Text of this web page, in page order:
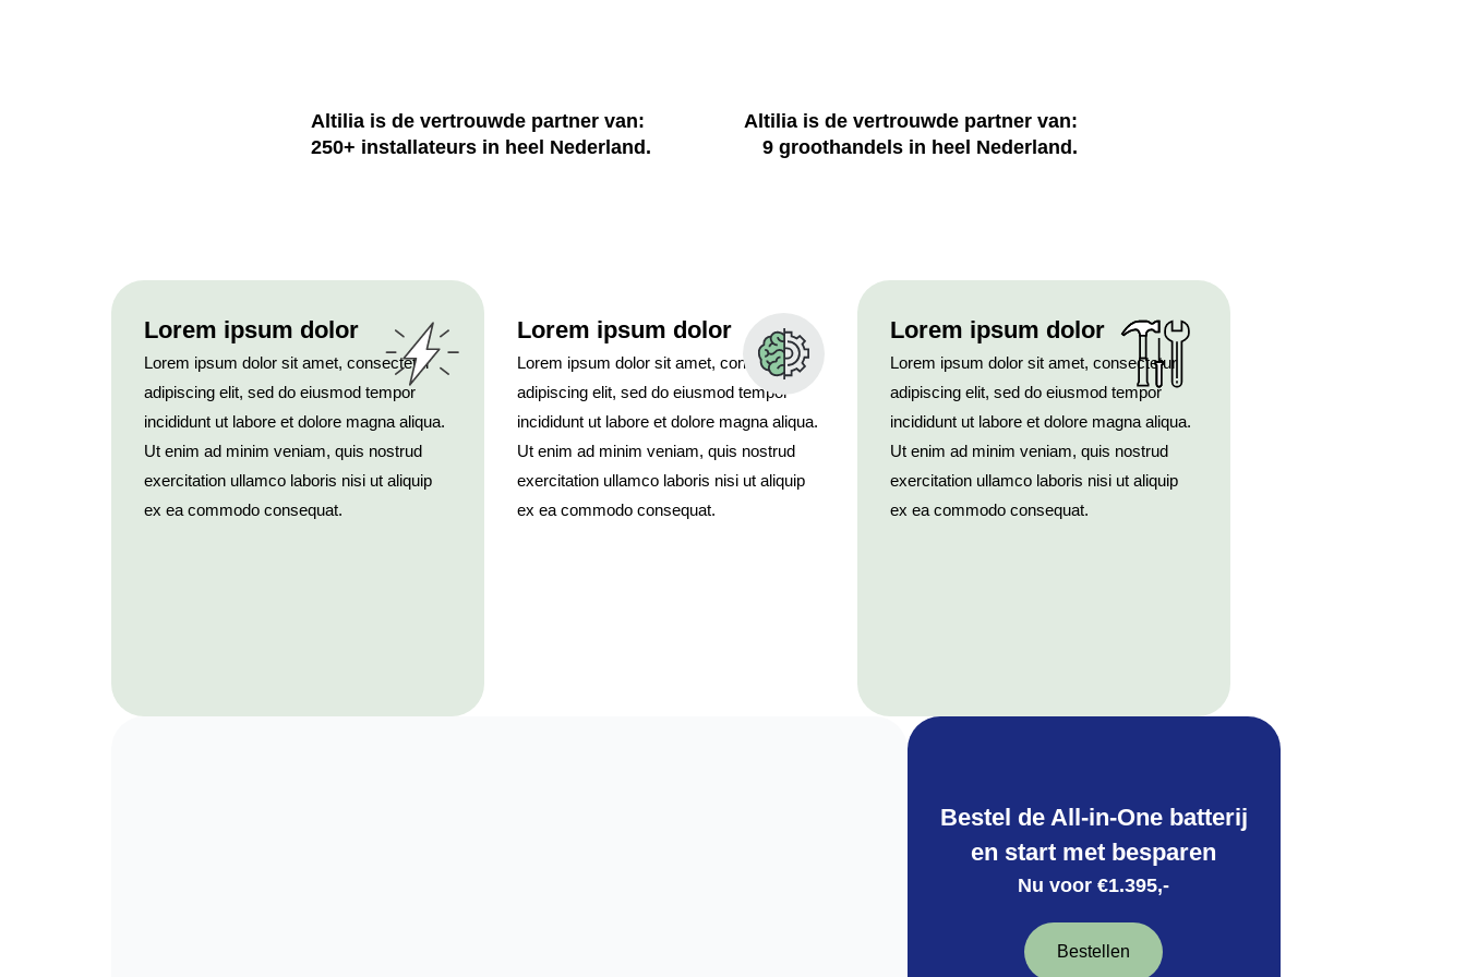
Altilia is de vertrouwde partner van:
250+ installateurs in heel Nederland.
Altilia is de vertrouwde partner van:
9 groothandels in heel Nederland.
Lorem ipsum dolor
Lorem ipsum dolor sit amet, consectetur
adipiscing elit, sed do eiusmod tempor
incididunt ut labore et dolore magna aliqua.
Ut enim ad minim veniam, quis nostrud
exercitation ullamco laboris nisi ut aliquip
ex ea commodo consequat.
Lorem ipsum dolor
Lorem ipsum dolor sit amet, consectetur
adipiscing elit, sed do eiusmod tempor
incididunt ut labore et dolore magna aliqua.
Ut enim ad minim veniam, quis nostrud
exercitation ullamco laboris nisi ut aliquip
ex ea commodo consequat.
Lorem ipsum dolor
Lorem ipsum dolor sit amet, consectetur
adipiscing elit, sed do eiusmod tempor
incididunt ut labore et dolore magna aliqua.
Ut enim ad minim veniam, quis nostrud
exercitation ullamco laboris nisi ut aliquip
ex ea commodo consequat.
Bestel de All-in-One batterij
en start met besparen
Nu voor €1.395,-
Bestellen